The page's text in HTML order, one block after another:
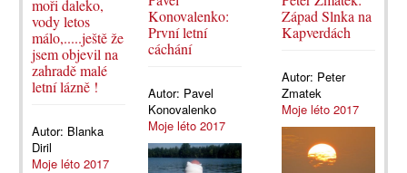
moři daleko,
vody letos
málo,.....ještě že
jsem objevil na
zahradě malé
letní lázně !
Autor: Blanka
Diril
Moje léto 2017
Konovalenko:
První letní
cáchání
Autor: Pavel
Konovalenko
Moje léto 2017
Západ Slnka na
Kapverdách
Autor: Peter
Zmatek
Moje léto 2017